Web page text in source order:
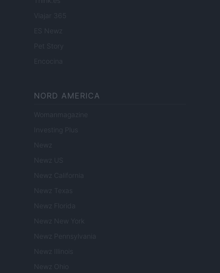
Viajar 365
ES Newz
Encocina
NORD AMERICA
Womanmagazine
Investing Plus
Newz
Newz US
Newz California
Newz Texas
Newz Florida
Newz New York
Newz Pennsylvania
Newz Illinois
Newz Ohio